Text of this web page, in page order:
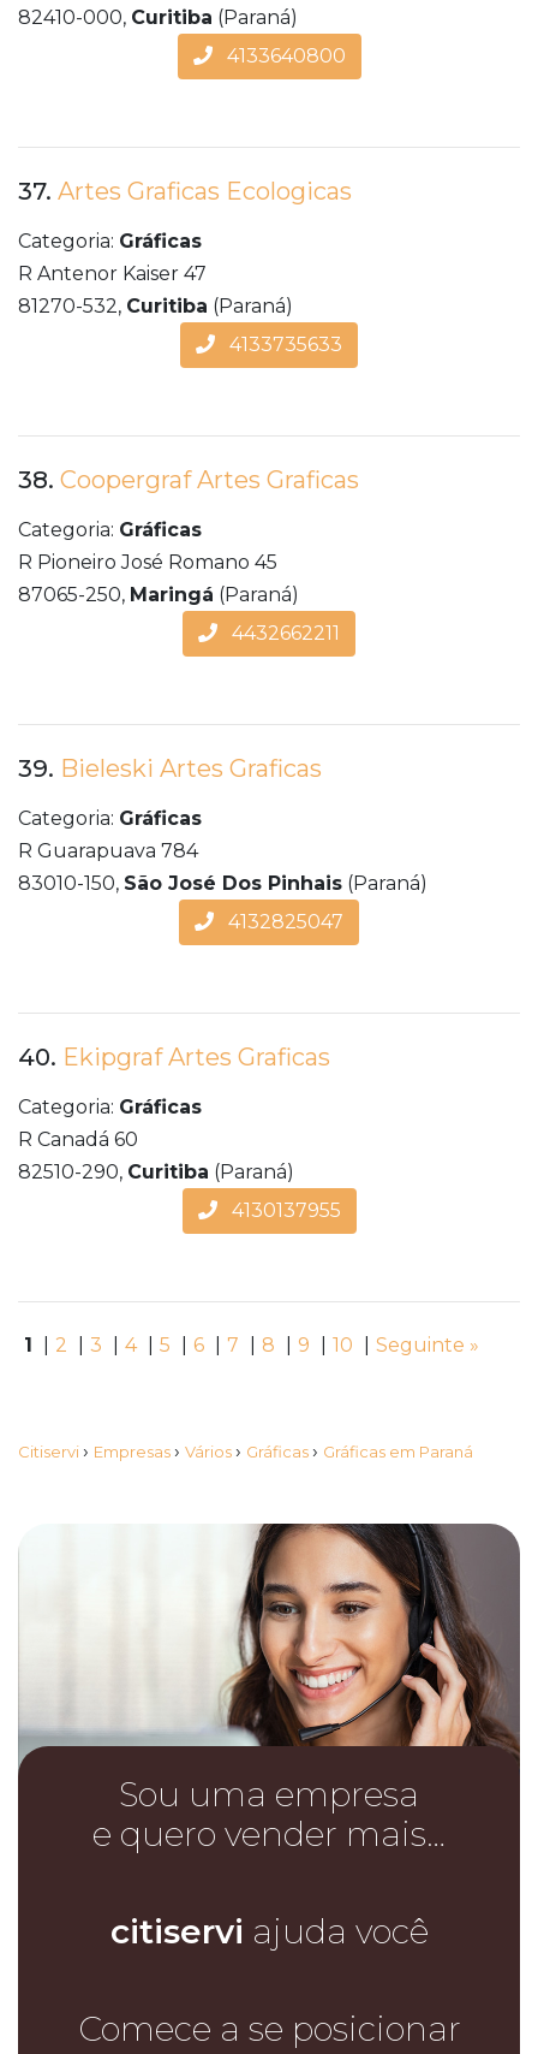
82410-000, Curitiba (Paraná)
4133640800
37. Artes Graficas Ecologicas
Categoria: Gráficas
R Antenor Kaiser 47
81270-532, Curitiba (Paraná)
4133735633
38. Coopergraf Artes Graficas
Categoria: Gráficas
R Pioneiro José Romano 45
87065-250, Maringá (Paraná)
4432662211
39. Bieleski Artes Graficas
Categoria: Gráficas
R Guarapuava 784
83010-150, São José Dos Pinhais (Paraná)
4132825047
40. Ekipgraf Artes Graficas
Categoria: Gráficas
R Canadá 60
82510-290, Curitiba (Paraná)
4130137955
1 2 3 4 5 6 7 8 9 10 Seguinte »
Citiservi › Empresas › Vários › Gráficas › Gráficas em Paraná
Sou uma empresa
e quero vender mais…
citiservi ajuda você
Comece a se posicionar